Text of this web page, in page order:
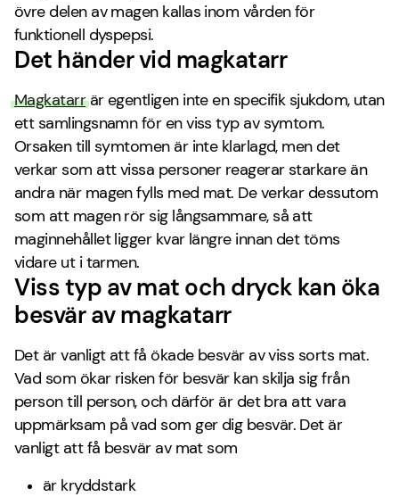
övre delen av magen kallas inom vården för
funktionell dyspepsi.
Det händer vid magkatarr
Magkatarrär egentligen inte en specifik sjukdom, utan
ett samlingsnamn för en viss typ av symtom.
Orsaken till symtomen är inte klarlagd, men det
verkar som att vissa personer reagerar starkare än
andra när magen fylls med mat. De verkar dessutom
som att magen rör sig långsammare, så att
maginnehållet ligger kvar längre innan det töms
vidare ut i tarmen.
Viss typ av mat och dryck kan öka
besvär av magkatarr
Det är vanligt att få ökade besvär av viss sorts mat.
Vad som ökar risken för besvär kan skilja sig från
person till person, och därför är det bra att vara
uppmärksam på vad som ger dig besvär. Det är
vanligt att få besvär av mat som
är kryddstark